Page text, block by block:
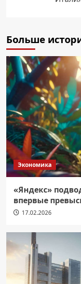
Больше
Экономика
«Яндекс»
впервые
17.02.2026